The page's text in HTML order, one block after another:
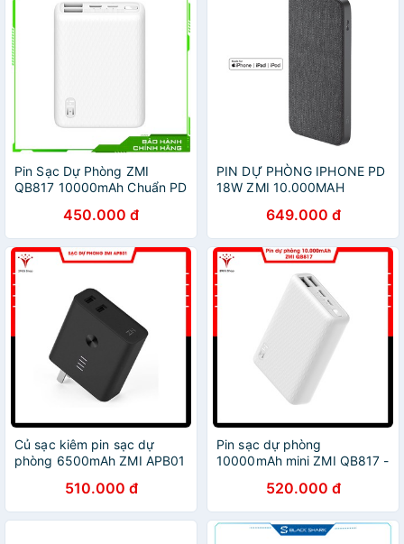
Pin Sạc Dự Phòng ZMI
QB817 10000mAh Chuẩn PD
450.000 đ
PIN DỰ PHÒNG IPHONE PD
18W ZMI 10.000MAH
649.000 đ
Củ sạc kiêm pin sạc dự
phòng 6500mAh ZMI APB01
510.000 đ
Pin sạc dự phòng
10000mAh mini ZMI QB817 -
520.000 đ